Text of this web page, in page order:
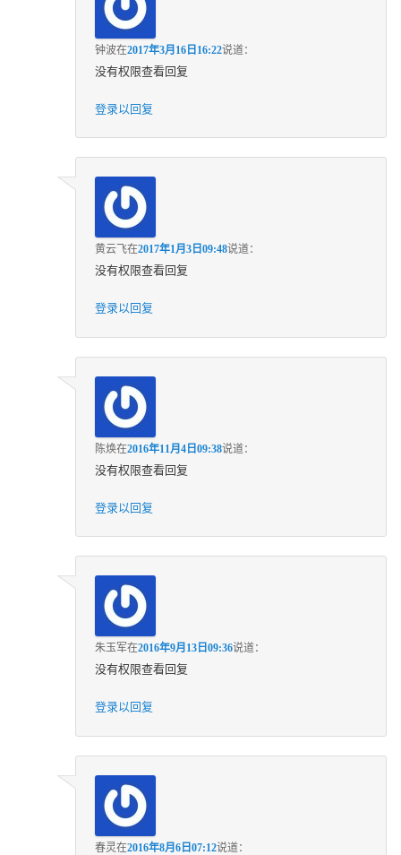
钟波在2017年3月16日16:22说道：
没有权限查看回复
登录以回复
黄云飞在2017年1月3日09:48说道：
没有权限查看回复
登录以回复
陈焕在2016年11月4日09:38说道：
没有权限查看回复
登录以回复
朱玉军在2016年9月13日09:36说道：
没有权限查看回复
登录以回复
春灵在2016年8月6日07:12说道：